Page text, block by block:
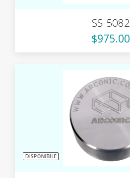
SS-5082
$975.00
DISPONIBILE